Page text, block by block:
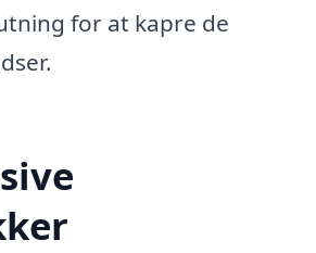
for at kapre de